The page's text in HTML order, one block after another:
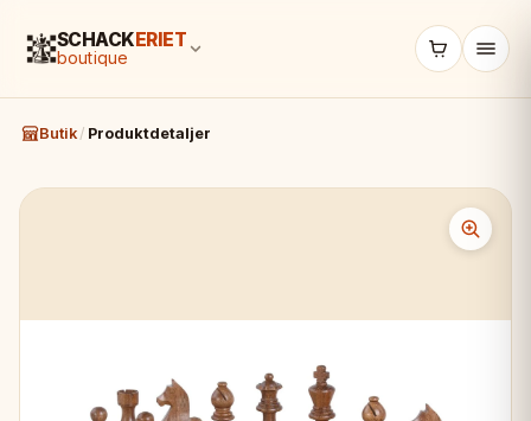
SCHACKERIET
boutique
Butik / Produktdetaljer